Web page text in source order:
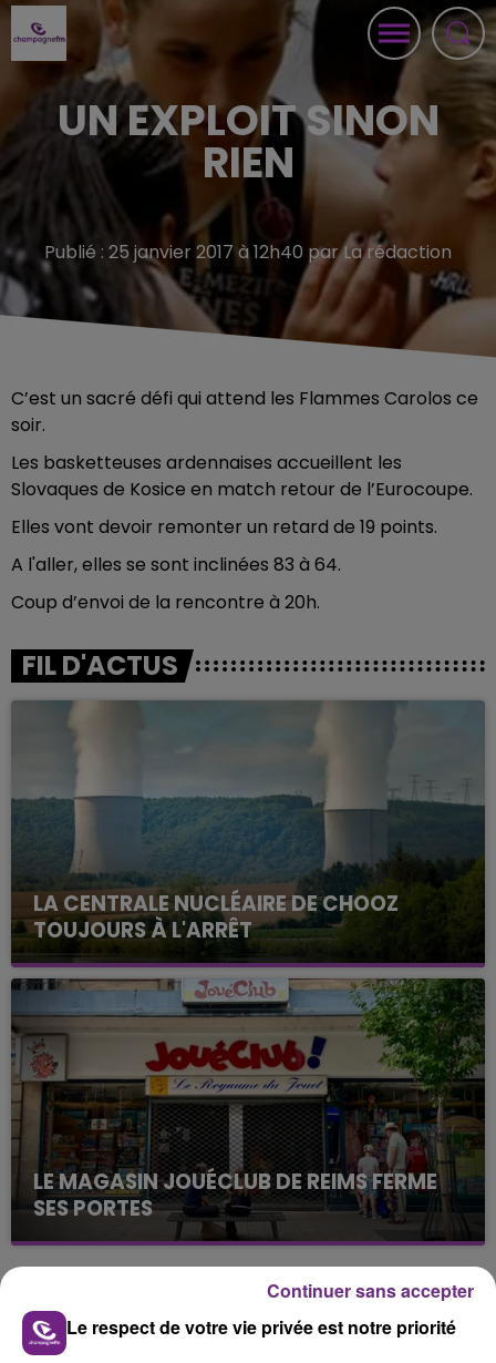
UN EXPLOIT SINON
RIEN
Publié : 25 janvier 2017 à 12h40 par La rédaction
C’est un sacré défi qui attend les Flammes Carolos ce
soir.
Les basketteuses ardennaises accueillent les
Slovaques de Kosice en match retour de l’Eurocoupe.
Elles vont devoir remonter un retard de 19 points.
A l'aller, elles se sont inclinées 83 à 64.
Coup d’envoi de la rencontre à 20h.
FIL D'ACTUS
LA CENTRALE NUCLÉAIRE DE CHOOZ
TOUJOURS À L'ARRÊT
Cela fait déjà une semaine que la centrale
nucléaire ardennaise est à l'arrêt. Une situation
justifiée par la sécheresse intense qui est toujours
présente.
LE MAGASIN JOUÉCLUB DE REIMS FERME
SES PORTES
C'était l'une des institutions du centre-ville
rémois. Le magasin JouéClub est contraint de
TITRES DIFFUSÉS
Le respect de votre vie privée est notre priorité
Continuer sans accepter